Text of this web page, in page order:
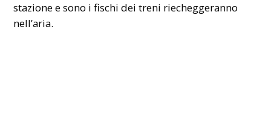
stazione e sono i fischi dei treni riecheggeranno
nell’aria.